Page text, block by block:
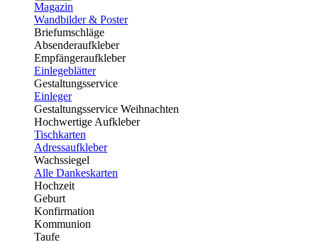
Magazin
Wandbilder & Poster
Briefumschläge
Absenderaufkleber
Empfängeraufkleber
Einlegeblätter
Gestaltungsservice
Einleger
Gestaltungsservice Weihnachten
Hochwertige Aufkleber
Tischkarten
Adressaufkleber
Wachssiegel
Alle Dankeskarten
Hochzeit
Geburt
Konfirmation
Kommunion
Taufe